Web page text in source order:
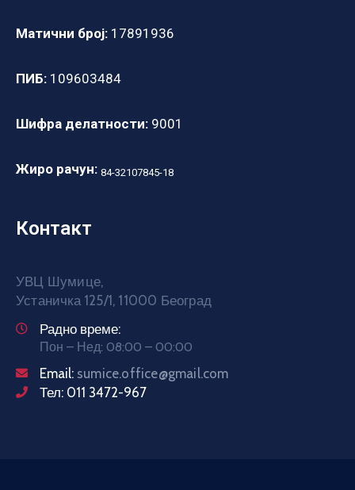
Матични број: 17891936
ПИБ: 109603484
Шифра делатности: 9001
Жиро рачун: 84-32107845-18
Контакт
УВЦ Шумице,
Устаничка 125/1, 11000 Београд
Радно време:
Пон – Нед: 08:00 – 00:00
Email: sumice.office@gmail.com
Тел: 011 3472-967